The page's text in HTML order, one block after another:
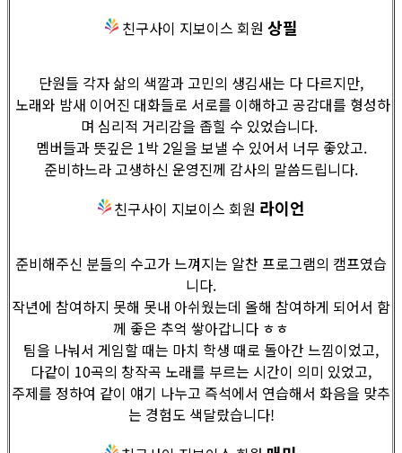
친구사이 지보이스 회원 상필
단원들 각자 삶의 색깔과 고민의 생김새는 다 다르지만,
노래와 밤새 이어진 대화들로 서로를 이해하고 공감대를 형성하
며 심리적 거리감을 좁힐 수 있었습니다.
멤버들과 뜻깊은 1박 2일을 보낼 수 있어서 너무 좋았고.
준비하느라 고생하신 운영진께 감사의 말씀드립니다.
친구사이 지보이스 회원 라이언
준비해주신 분들의 수고가 느껴지는 알찬 프로그램의 캠프였습
니다.
작년에 참여하지 못해 못내 아쉬웠는데 올해 참여하게 되어서 함
께 좋은 추억 쌓아갑니다 ㅎㅎ
팀을 나눠서 게임할 때는 마치 학생 때로 돌아간 느낌이었고,
다같이 10곡의 창작곡 노래를 부르는 시간이 의미 있었고,
주제를 정하여 같이 얘기 나누고 즉석에서 연습해서 화음을 맞추
는 경험도 색달랐습니다!